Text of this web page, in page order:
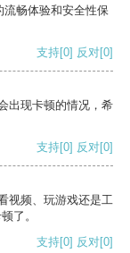
畅体验和安全性保
支持[0] 反对[0]
出现卡顿的情况，希
支持[0] 反对[0]
视频、玩游戏还是工
了。
支持[0] 反对[0]